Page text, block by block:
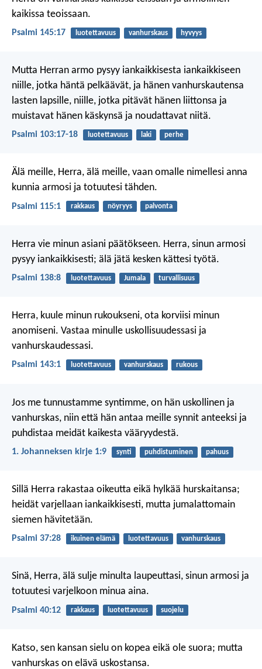
kaikissa teoissaan.
Psalmi 145:17 luotettavuus vanhurskaus hyvyys
Mutta Herran armo pysyy iankaikkisesta iankaikkiseen
niille, jotka häntä pelkäävät, ja hänen vanhurskautensa
lasten lapsille, niille, jotka pitävät hänen liittonsa ja
muistavat hänen käskynsä ja noudattavat niitä.
Psalmi 103:17-18 luotettavuus laki perhe
Älä meille, Herra, älä meille, vaan omalle nimellesi anna
kunnia armosi ja totuutesi tähden.
Psalmi 115:1 rakkaus nöyryys palvonta
Herra vie minun asiani päätökseen. Herra, sinun armosi
pysyy iankaikkisesti; älä jätä kesken kättesi työtä.
Psalmi 138:8 luotettavuus Jumala turvallisuus
Herra, kuule minun rukoukseni, ota korviisi minun
anomiseni. Vastaa minulle uskollisuudessasi ja
vanhurskaudessasi.
Psalmi 143:1 luotettavuus vanhurskaus rukous
Jos me tunnustamme syntimme, on hän uskollinen ja
vanhurskas, niin että hän antaa meille synnit anteeksi ja
puhdistaa meidät kaikesta vääryydestä.
1. Johanneksen kirje 1:9 synti puhdistuminen pahuus
Sillä Herra rakastaa oikeutta eikä hylkää hurskaitansa;
heidät varjellaan iankaikkisesti, mutta jumalattomain
siemen hävitetään.
Psalmi 37:28 ikuinen elämä luotettavuus vanhurskaus
Sinä, Herra, älä sulje minulta laupeuttasi, sinun armosi ja
totuutesi varjelkoon minua aina.
Psalmi 40:12 rakkaus luotettavuus suojelu
Katso, sen kansan sielu on kopea eikä ole suora; mutta
vanhurskas on elävä uskostansa.